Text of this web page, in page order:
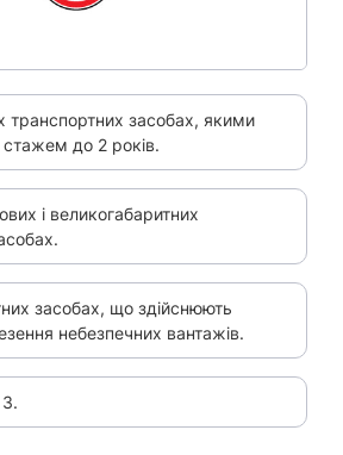
транспортних засобах, якими
стажем до 2 років.
і великогабаритних
засобах, що здійснюють
небезпечних вантажів.
3.